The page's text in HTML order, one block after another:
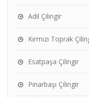
Adil Çilingir
Kırmızı Toprak
Esatpaşa Çilingir
Pınarbaşı Çilingir